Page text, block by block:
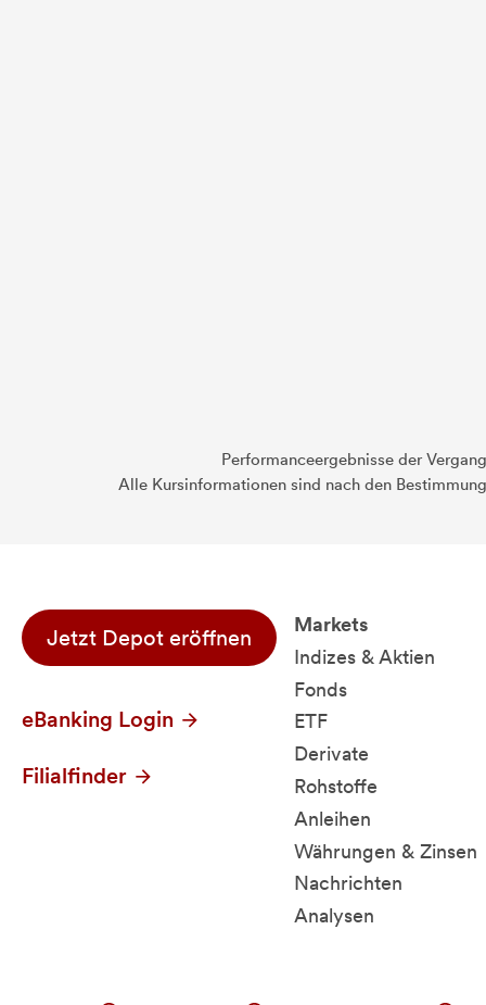
Performanceergebnisse der
Alle Kursinformationen sind nach den
Jetzt Depot eröffnen
eBanking Login
Filialfinder
Markets
Indizes & Aktien
Fonds
ETF
Derivate
Rohstoffe
Anleihen
Währungen & Zinsen
Nachrichten
Analysen